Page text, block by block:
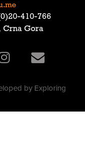
410-766‎
Crna Gora
by Exploring